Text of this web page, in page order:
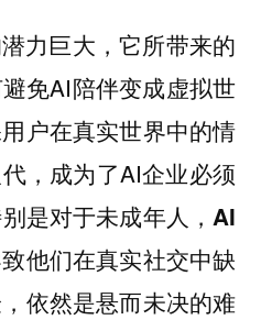
力巨大，它所带来的
免AI陪伴变成虚拟世
户在真实世界中的情
，成为了AI企业必须
是对于未成年人，AI
他们在真实社交中缺
依然是悬而未决的难